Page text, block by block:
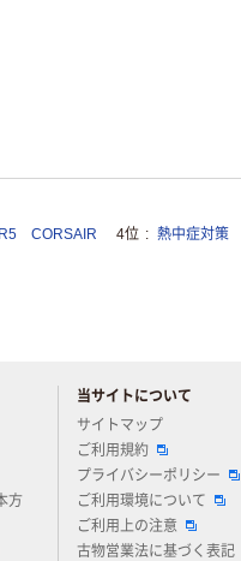
CORSAIR 4位 熱中症対策
方
当サイトについて
サイトマップ
ご利用規約
プライバシーポリシー
ご利用環境について
ご利用上の注意
古物営業法に基づく表記